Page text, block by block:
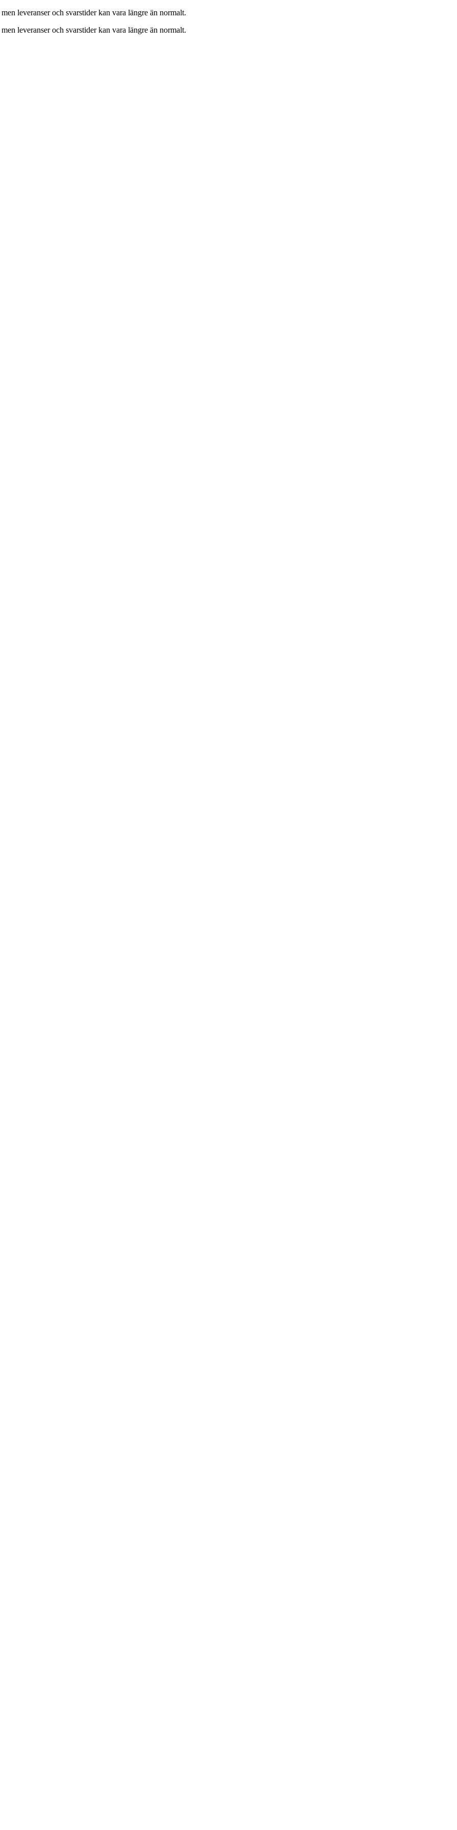
leveranser och svarstider kan vara längre än normalt.
leveranser och svarstider kan vara längre än normalt.